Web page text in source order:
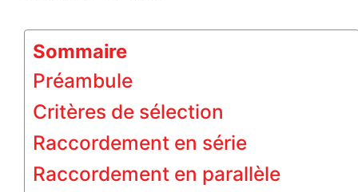
Sommaire
Préambule
Critères de sélection
Raccordement en série
Raccordement en parallèle